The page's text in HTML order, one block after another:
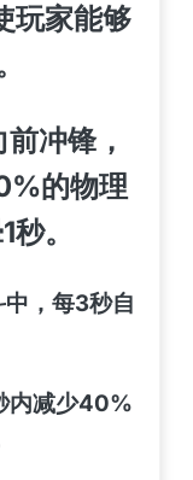
玩家能够
冲锋，
的物理
。
，每3秒自
内减少40%